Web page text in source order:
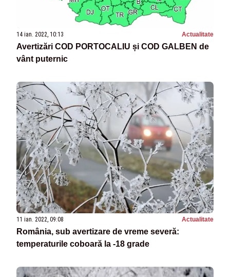
14 ian. 2022, 10:13 Actualitate
Avertizări COD PORTOCALIU și COD GALBEN de
vânt puternic
11 ian. 2022, 09:08 Actualitate
România, sub avertizare de vreme severă:
temperaturile coboară la -18 grade